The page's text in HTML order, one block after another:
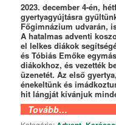
2023. december 4-én,
gyertyagyújtásra
Főgimnázium udvarán,
A hatalmas adventi
el lelkes diákok
és Tóbiás Emőke
diákokhoz, és vezették
üzenetét. Az első
énekeltünk és
hit lángját kívánjuk
Tovább…